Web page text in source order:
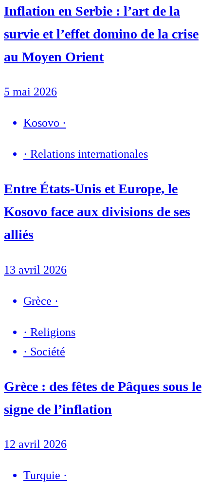
Inflation en Serbie : l’art de la
survie et l’effet domino de la crise
au Moyen Orient
5 mai 2026
Kosovo ·
· Relations internationales
Entre États-Unis et Europe, le
Kosovo face aux divisions de ses
alliés
13 avril 2026
Grèce ·
· Religions
· Société
Grèce : des fêtes de Pâques sous le
signe de l’inflation
12 avril 2026
Turquie ·